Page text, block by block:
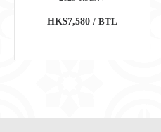
HK$7,580 / BTL